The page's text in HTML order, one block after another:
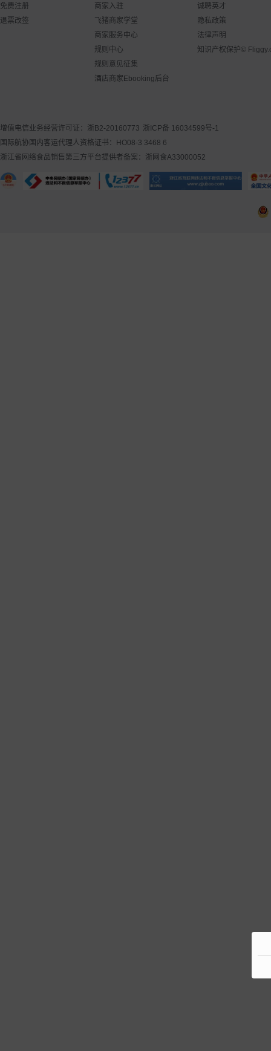
免费注册
退票改签
商家入驻
飞猪商家学堂
商家服务中心
规则中心
规则意见征集
酒店商家Ebooking后台
诚聘英才
隐私政策
法律声明
知识产权保护©
增值电信业务经营许可证：浙B2-20160773 浙ICP备 16034599号-1
国际航协国内客运代理人资格证书：HO08-3 3468 6
浙江省网络食品销售第三方平台提供者备案：浙网食A33000052